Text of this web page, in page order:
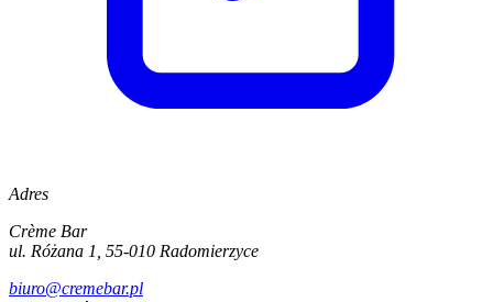
Adres
Crème Bar
ul. Różana 1, 55-010 Radomierzyce
biuro@cremebar.pl